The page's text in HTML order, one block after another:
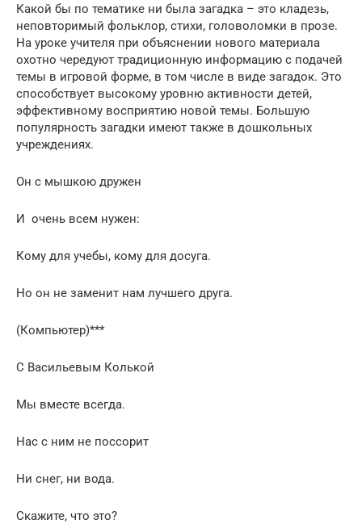
Какой бы по тематике ни была загадка – это кладезь,
неповторимый фольклор, стихи, головоломки в прозе.
На уроке учителя при объяснении нового материала
охотно чередуют традиционную информацию с подачей
темы в игровой форме, в том числе в виде загадок. Это
способствует высокому уровню активности детей,
эффективному восприятию новой темы. Большую
популярность загадки имеют также в дошкольных
учреждениях.
Он с мышкою дружен
И очень всем нужен:
Кому для учебы, кому для досуга.
Но он не заменит нам лучшего друга.
(Компьютер)***
С Васильевым Колькой
Мы вместе всегда.
Нас с ним не поссорит
Ни снег, ни вода.
Скажите, что это?